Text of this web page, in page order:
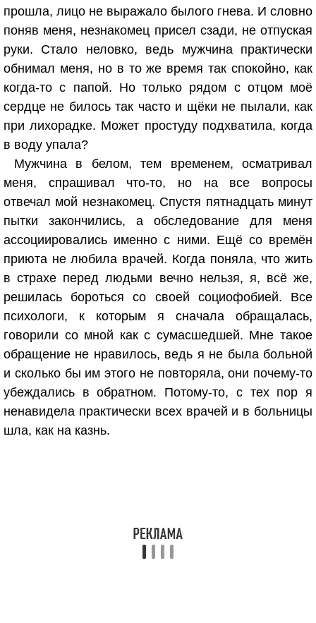
прошла, лицо не выражало былого гнева. И словно
поняв меня, незнакомец присел сзади, не отпуская
руки. Стало неловко, ведь мужчина практически
обнимал меня, но в то же время так спокойно, как
когда-то с папой. Но только рядом с отцом моё
сердце не билось так часто и щёки не пылали, как
при лихорадке. Может простуду подхватила, когда
в воду упала?
Мужчина в белом, тем временем, осматривал
меня, спрашивал что-то, но на все вопросы
отвечал мой незнакомец. Спустя пятнадцать минут
пытки закончились, а обследование для меня
ассоциировались именно с ними. Ещё со времён
приюта не любила врачей. Когда поняла, что жить
в страхе перед людьми вечно нельзя, я, всё же,
решилась бороться со своей социофобией. Все
психологи, к которым я сначала обращалась,
говорили со мной как с сумасшедшей. Мне такое
обращение не нравилось, ведь я не была больной
и сколько бы им этого не повторяла, они почему-то
убеждались в обратном. Потому-то, с тех пор я
ненавидела практически всех врачей и в больницы
шла, как на казнь.